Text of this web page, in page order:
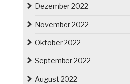
Dezember 2022
November 2022
Oktober 2022
September 2022
August 2022